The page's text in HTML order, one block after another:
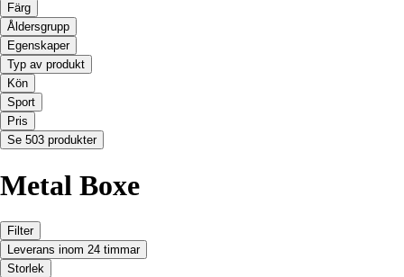
Färg
Åldersgrupp
Egenskaper
Typ av produkt
Kön
Sport
Pris
Se 503 produkter
Metal Boxe
Filter
Leverans inom 24 timmar
Storlek